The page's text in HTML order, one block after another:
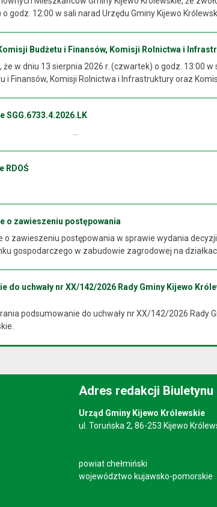
godz. 12:00 w sali narad Urzędu Gminy Kijewo
Budżetu i Finansów, Komisji Rolnictwa i
w dniu 13 sierpnia 2026 r. (czwartek) o godz. 13:00
i Finansów, Komisji Rolnictwa i Infrastruktury oraz
SGG.6733.4.2026.LK
RDOŚ
o zawieszeniu postępowania
o zawieszeniu postępowania w sprawie wydania
gospodarczego w zabudowie zagrodowej na
do uchwały nr XX/142/2026 Rady Gminy Kijewo
podsumowanie do uchwały nr XX/142/2026 Rady
Adres redakcji Biuletynu
Urząd Gminy Kijewo Królewskie
ul. Toruńska 2, 86-253 Kijewo
powiat chełmiński
województwo kujawsko-pomorskie